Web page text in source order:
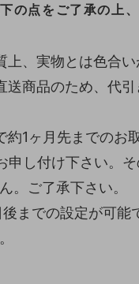
の点をご了承の上
、実物とは色合い
送商品のため、代
約1ヶ月先までのお
申し付け下さい。
。ご了承下さい。
までの設定が可能